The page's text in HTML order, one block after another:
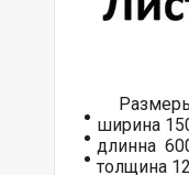
ширина
длинна
толщина